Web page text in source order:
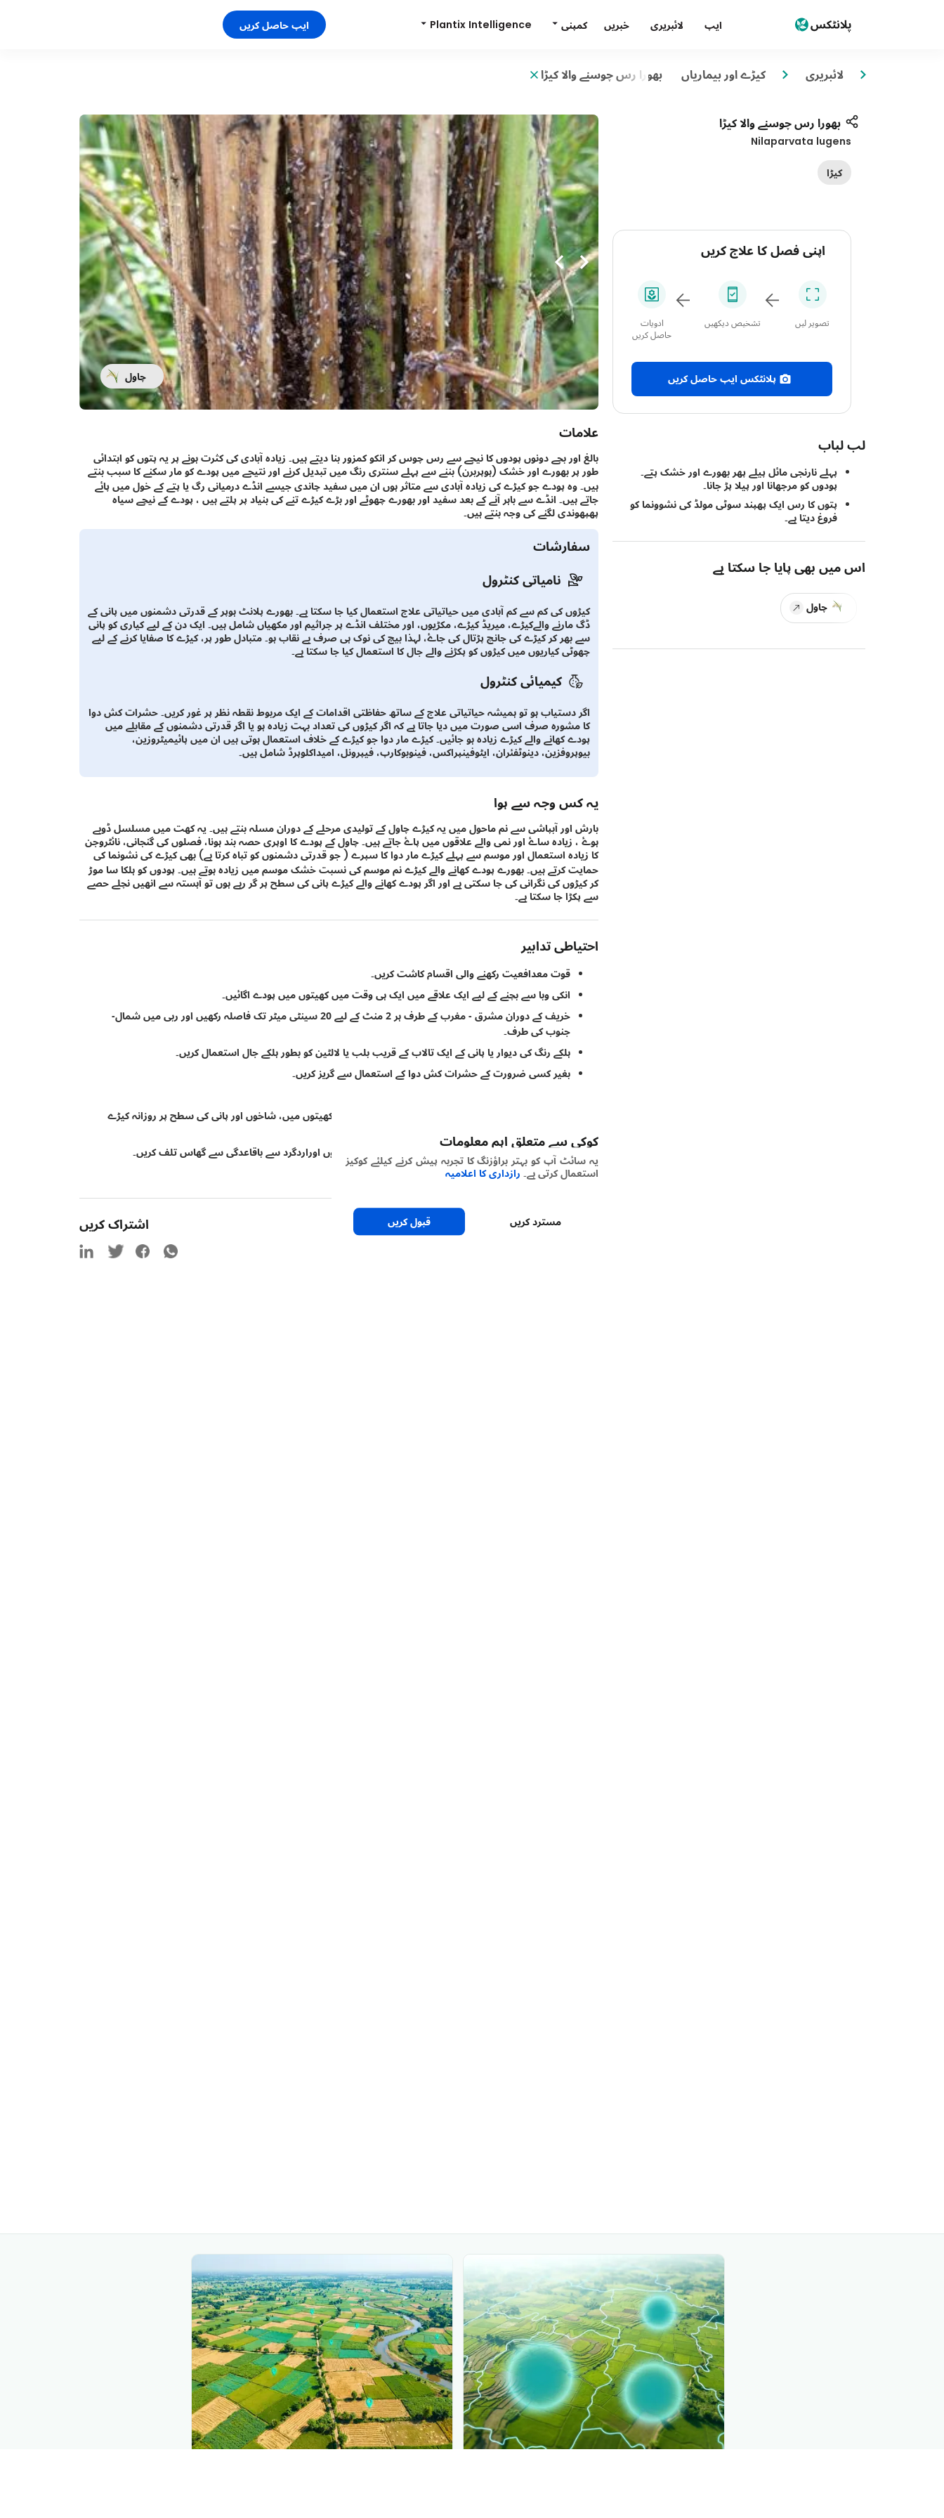
ایپ لائبریری خبریں کمپنی Plantix Intelligence ایپ حاصل کریں
لائبریری کیڑے اور بیماریاں بھورا رس چوسنے والا کیڑا
بھورا رس چوسنے والا کیڑا
Nilaparvata lugens
کیڑا
اپنی فصل کا علاج کریں
تصویر لیں تشخیص دیکھیں
ادویات
حاصل کریں
پلانٹکس ایپ حاصل کریں
لب لباب
پہلے نارنجی مائل پیلے پھر بھورے اور خشک پتے۔
پودوں کو مرجھانا اور پیلا پڑ جانا۔
پتوں کا رس ایک پھپند سوٹی مولڈ کی نشوونما کو
فروغ دیتا ہے۔
اس میں بھی پایا جا سکتا ہے
چاول
چاول
علامات
بالغ اور بچے دونوں پودوں کا نیچے سے رس چوس کر انکو کمزور بنا دیتے ہیں۔ زیادہ آبادی کی کثرت ہونے پر یہ پتوں کو ابتدائی
طور پر بھورے اور خشک (ہوپربرن) بننے سے پہلے سنتری رنگ میں تبدیل کرنے اور نتیجے میں پودے کو مار سکنے کا سبب بنتے
ہیں۔ وہ پودے جو کیڑے کی زیادہ آبادی سے متاثر ہوں ان میں سفید چاندی جیسے انڈے درمیانی رگ یا پتے کے خول میں پائے
جاتے ہیں۔ انڈے سے باہر آنے کے بعد سفید اور بھورے چھوٹے اور بڑے کیڑے تنے کی بنیاد پر پلتے ہیں ، پودے کے نیچے سیاہ
پھپھوندی لگنے کی وجہ بنتے ہیں۔
سفارشات
نامیاتی کنٹرول
کیڑوں کی کم سے کم آبادی میں حیاتیاتی علاج استعمال کیا جا سکتا ہے۔ بھورے پلانٹ ہوپر کے قدرتی دشمنوں میں پانی کے
ڈگ مارنے والےکیڑے، میریڈ کیڑے، مکڑیوں، اور مختلف انڈے پر جراثیم اور مکھیاں شامل ہیں۔ ایک دن کے لیے کیاری کو پانی
سے بھر کر کیڑے کی جانچ پڑتال کی جاۓ، لہذا بیج کی نوک ہی صرف بے نقاب ہو۔ متبادل طور پر، کیڑے کا صفایا کرنے کے لیے
چھوٹی کیاریوں میں کیڑوں کو پکڑنے والے جال کا استعمال کیا جا سکتا ہے۔
کیمیائی کنٹرول
اگر دستیاب ہو تو ہمیشہ حیاتیاتی علاج کے ساتھ حفاظتی اقدامات کے ایک مربوط نقطہ نظر پر غور کریں۔ حشرات کش دوا
کا مشورہ صرف اسی صورت میں دیا جاتا ہے کہ اگر کیڑوں کی تعداد بہت زیادہ ہو یا اگر قدرتی دشمنوں کے مقابلے میں
پودے کھانے والے کیڑے زیادہ ہو جائیں۔ کیڑے مار دوا جو کیڑے کے خلاف استعمال ہوتی ہیں ان میں پائیمیٹروزین،
بیوپروفزین، دینوٹفئران، ایٹوفینپراکس، فینوبوکارپ، فیپرونل، امیداکلوپرڈ شامل ہیں۔
یہ کس وجہ سے ہوا
بارش اور آبپاشی سے نم ماحول میں یہ کیڑے چاول کے تولیدی مرحلے کے دوران مسلہ بنتے ہیں۔ یہ کھت میں مسلسل ڈوبے
ہوۓ ، زیادہ ساۓ اور نمی والے علاقوں میں پاۓ جاتے ہیں۔ چاول کے پودے کا اوپری حصہ بند ہونا، فصلوں کی گنجانی، نائٹروجن
کا زیادہ استعمال اور موسم سے پہلے کیڑے مار دوا کا سپرے ( جو قدرتی دشمنوں کو تباہ کرتا ہے) بھی کیڑے کی نشونما کی
حمایت کرتے ہیں۔ بھورے پودے کھانے والے کیڑے نم موسم کی نسبت خشک موسم میں زیادہ ہوتے ہیں۔ پودوں کو ہلکا سا موڑ
کر کیڑوں کی نگرانی کی جا سکتی ہے اور اگر پودے کھانے والے کیڑے پانی کی سطح پر گر رہے ہوں تو آہستہ سے انھیں نچلے حصے
سے پکڑا جا سکتا ہے۔
احتیاطی تدابیر
قوت معدافعیت رکھنے والی اقسام کاشت کریں۔
انکی وبا سے بچنے کے لیے ایک علاقے میں ایک ہی وقت میں کھیتوں میں پودے اگائیں۔
خریف کے دوران مشرق - مغرب کے طرف ہر 2 منٹ کے لیے 20 سینٹی میٹر تک فاصلہ رکھیں اور ربی میں شمال-
جنوب کی طرف۔
ہلکے رنگ کی دیوار یا پانی کے ایک تالاب کے قریب بلب یا لالٹین کو بطور ہلکے جال استعمال کریں۔
بغیر کسی ضرورت کے حشرات کش دوا کے استعمال سے گریز کریں۔
نائٹروجن کی زیادہ مقدار کے استعمال سے بچیں ۔بیجوں یا کھیتوں میں، شاخوں اور پانی کی سطح پر روزانہ کیڑے
کیڑوں کو ڈبونے کے لیے کیاری کو پانی سے بھر دیں۔اور کھیتوں اوراردگرد سے باقاعدگی سے گھاس تلف کریں۔
.۔
اشتراک کریں
کوکی سے متعلق اہم معلومات
یہ سائٹ آپ کو بہتر براؤزنگ کا تجربہ پیش کرنے کیلئے کوکیز
استعمال کرتی ہے۔ رازداری کا اعلامیہ
مسترد کریں قبول کریں